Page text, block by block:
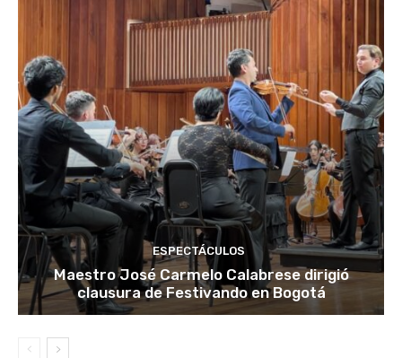
ESPECTÁCULOS
Maestro José Carmelo Calabrese dirigió
clausura de Festivando en Bogotá